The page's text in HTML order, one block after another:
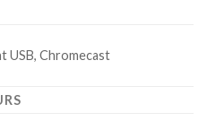
USB, Chromecast